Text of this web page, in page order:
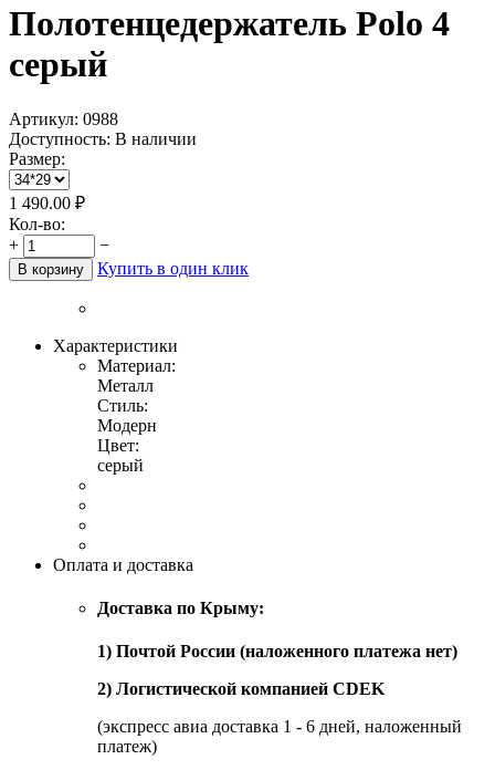
Полотенцедержатель Polo 4
серый
Артикул: 0988
Доступность: В наличии
Размер:
1 490.00 ₽
Кол-во:
+
−
В корзину Купить в один клик
Характеристики
Материал:
Металл
Стиль:
Модерн
Цвет:
серый
Оплата и доставка
Доставка по Крыму:
1) Почтой России (наложенного платежа нет)
2) Логистической компанией CDEK
(экспресс авиа доставка 1 - 6 дней, наложенный
платеж)